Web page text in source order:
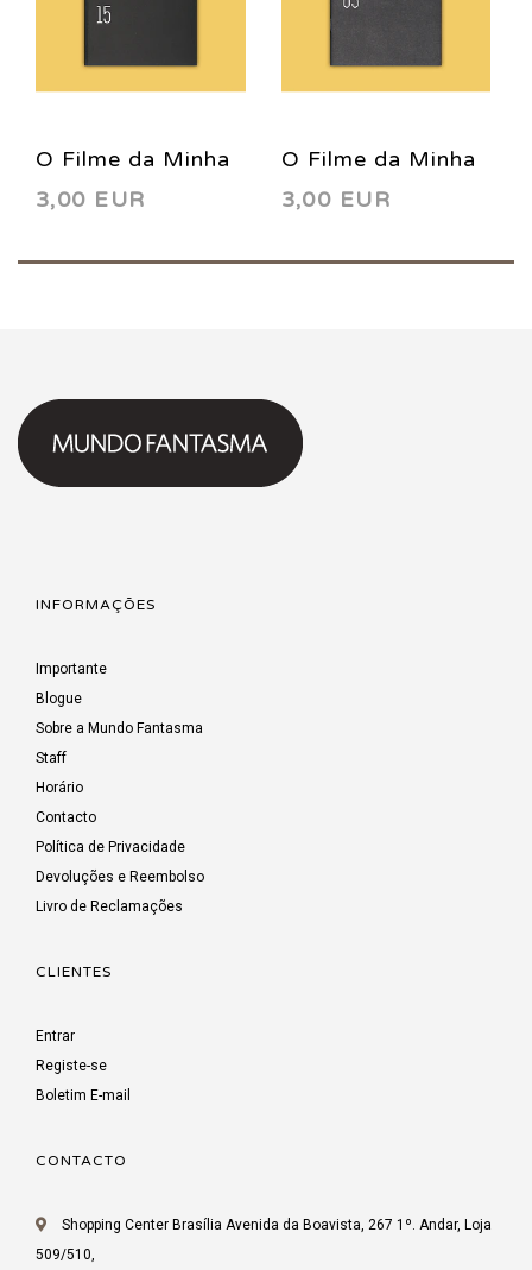
O Filme da Minha
Vida Vol. 15:
3,00 EUR
O Filme da Minha
Vida Vol. 03:
3,00 EUR
INFORMAÇÕES
Importante
Blogue
Sobre a Mundo Fantasma
Staff
Horário
Contacto
Política de Privacidade
Devoluções e Reembolso
Livro de Reclamações
CLIENTES
Entrar
Registe-se
Boletim E-mail
CONTACTO
Shopping Center Brasília Avenida da Boavista, 267 1º. Andar, Loja
509/510,